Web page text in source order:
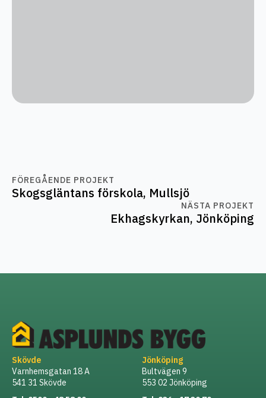
FÖREGÅENDE PROJEKT
Skogsgläntans förskola, Mullsjö
NÄSTA PROJEKT
Ekhagskyrkan, Jönköping
Skövde
Varnhemsgatan 18 A
541 31 Skövde
Jönköping
Bultvägen 9
553 02 Jönköping